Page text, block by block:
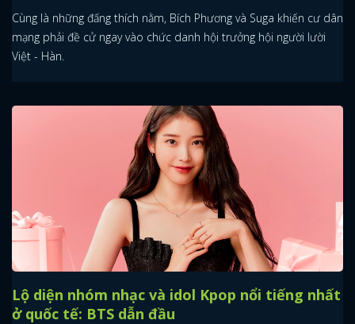
Cùng là những đấng thích nằm, Bích Phương và Suga khiến cư dân
mạng phải đề cử ngay vào chức danh hội trưởng hội người lười
Việt - Hàn.
Lộ diện nhóm nhạc và idol Kpop nổi tiếng nhất
ở quốc tế: BTS dẫn đầu